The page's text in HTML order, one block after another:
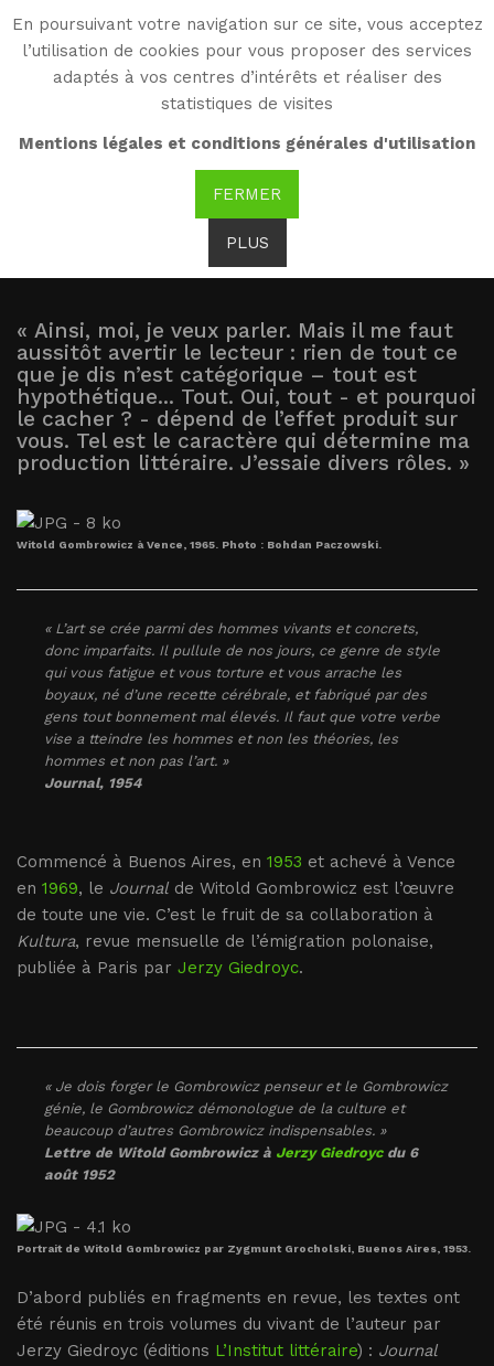
En poursuivant votre navigation sur ce site, vous acceptez
l’utilisation de cookies pour vous proposer des services
adaptés à vos centres d’intérêts et réaliser des
statistiques de visites
Mentions légales et conditions générales d'utilisation
FERMER
PLUS
WG
Witold Gombrowicz
Journal (1953-1969) :
présentation
« Ainsi, moi, je veux parler. Mais il me faut
aussitôt avertir le lecteur : rien de tout ce
que je dis n’est catégorique – tout est
hypothétique... Tout. Oui, tout - et pourquoi
le cacher ? - dépend de l’effet produit sur
vous. Tel est le caractère qui détermine ma
production littéraire. J’essaie divers rôles. »
Witold Gombrowicz à Vence, 1965. Photo : Bohdan Paczowski.
« L’art se crée parmi des hommes vivants et concrets,
donc imparfaits. Il pullule de nos jours, ce genre de style
qui vous fatigue et vous torture et vous arrache les
boyaux, né d’une recette cérébrale, et fabriqué par des
gens tout bonnement mal élevés. Il faut que votre verbe
vise a tteindre les hommes et non les théories, les
hommes et non pas l’art. »
Journal, 1954
Commencé à Buenos Aires, en 1953 et achevé à Vence
en 1969, le Journal de Witold Gombrowicz est l’œuvre
de toute une vie. C’est le fruit de sa collaboration à
Kultura, revue mensuelle de l’émigration polonaise,
publiée à Paris par Jerzy Giedroyc.
« Je dois forger le Gombrowicz penseur et le Gombrowicz
génie, le Gombrowicz démonologue de la culture et
beaucoup d’autres Gombrowicz indispensables. »
Lettre de Witold Gombrowicz à Jerzy Giedroycdu 6
août 1952
Portrait de Witold Gombrowicz par Zygmunt Grocholski, Buenos Aires, 1953.
D’abord publiés en fragments en revue, les textes ont
été réunis en trois volumes du vivant de l’auteur par
Jerzy Giedroyc (éditions L’Institut littéraire) : Journal